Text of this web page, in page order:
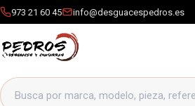
973 21 60 45 info@desguacespedros.es
Buscar productos